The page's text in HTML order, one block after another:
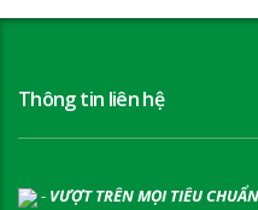
Thông tin liên hệ
- VƯỢT TRÊN MỌI TIÊU CHUẨN